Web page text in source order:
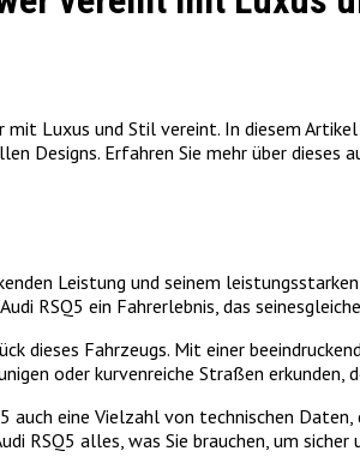
Luxus und Stil vereint. In diesem
Designs. Erfahren Sie mehr über
Leistung und seinem
RSQ5 ein Fahrerlebnis, das
dieses Fahrzeugs. Mit einer
oder kurvenreiche Straßen
auch eine Vielzahl von technischen
RSQ5 alles, was Sie brauchen, um